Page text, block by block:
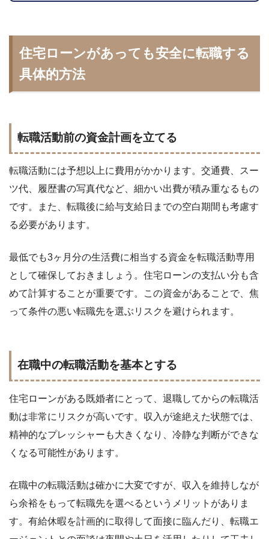
住宅ローンがあっても安全に転職する
具体的方法
転職活動前の資金計画を立てる
転職活動には予想以上に費用がかかります。交通費、スー
ツ代、履歴書の写真代など、細かい出費が積み重なるもの
です。また、転職後に給与支給日までの空白期間も考慮す
る必要があります。
最低でも3ヶ月分の生活費に相当する資金を転職活動専用
として確保しておきましょう。住宅ローンの支払い分も含
めて計算することが重要です。この資金があることで、焦
って条件の悪い転職先を選ぶリスクを避けられます。
在職中の転職活動を基本とする
住宅ローンがある既婚者にとって、退職してからの転職活
動は非常にリスクが高いです。収入が途絶えた状態では、
精神的なプレッシャーも大きくなり、冷静な判断ができな
くなる可能性があります。
在職中の転職活動は確かに大変ですが、収入を維持しなが
ら余裕をもって転職先を選べるというメリットがありま
す。有給休暇を計画的に取得して面接に臨んだり、転職エ